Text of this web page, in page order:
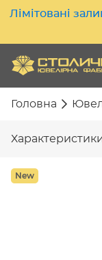
Лімітовані
Головна
New